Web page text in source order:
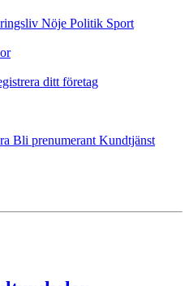
Nöje Politik Sport
ditt företag
Bli prenumerant Kundtjänst